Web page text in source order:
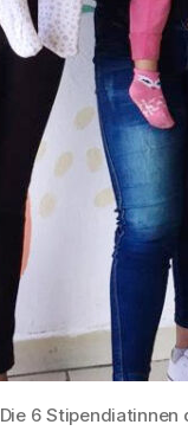
Die 6 Stipendiatinnen